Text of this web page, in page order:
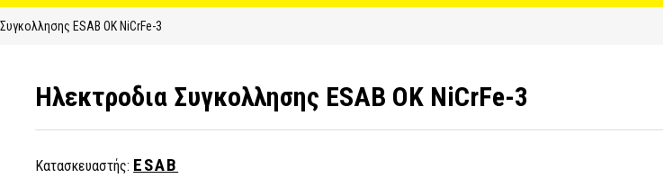
ESAB OK NiCrFe-3
Ηλεκτροδια Συγκολλησης ESAB OK NiCrFe-3
Κατασκευαστής: ESAB